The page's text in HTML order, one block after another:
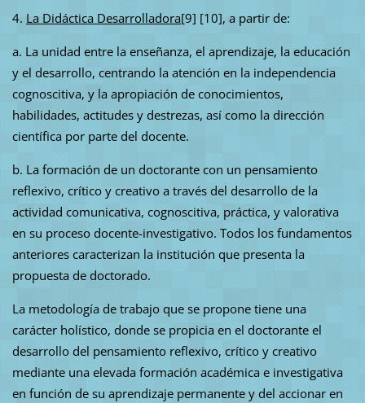
4. La Didáctica Desarrolladora[9] [10], a partir de:
a. La unidad entre la enseñanza, el aprendizaje, la educación
y el desarrollo, centrando la atención en la independencia
cognoscitiva, y la apropiación de conocimientos,
habilidades, actitudes y destrezas, así como la dirección
científica por parte del docente.
b. La formación de un doctorante con un pensamiento
reflexivo, crítico y creativo a través del desarrollo de la
actividad comunicativa, cognoscitiva, práctica, y valorativa
en su proceso docente-investigativo. Todos los fundamentos
anteriores caracterizan la institución que presenta la
propuesta de doctorado.
La metodología de trabajo que se propone tiene una
carácter holístico, donde se propicia en el doctorante el
desarrollo del pensamiento reflexivo, crítico y creativo
mediante una elevada formación académica e investigativa
en función de su aprendizaje permanente y del accionar en